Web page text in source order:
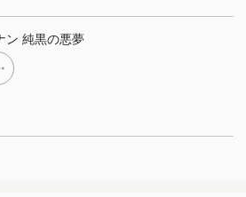
ン 純黒の悪夢